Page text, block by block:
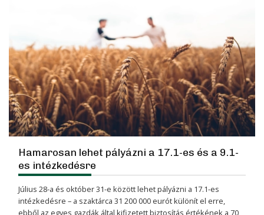
Hamarosan lehet pályázni a 17.1-es és a 9.1-
es intézkedésre
Július 28-a és október 31-e között lehet pályázni a 17.1-es
intéz­kedésre – a szaktárca 31 200 000 eurót különít el erre,
ebből az egyes gazdák által kifizetett biztosítás értékének a 70